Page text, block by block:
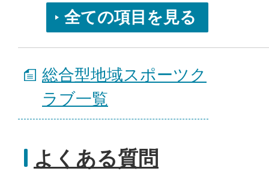
全ての項目を見る
総合型地域スポーツク
ラブ一覧
よくある質問